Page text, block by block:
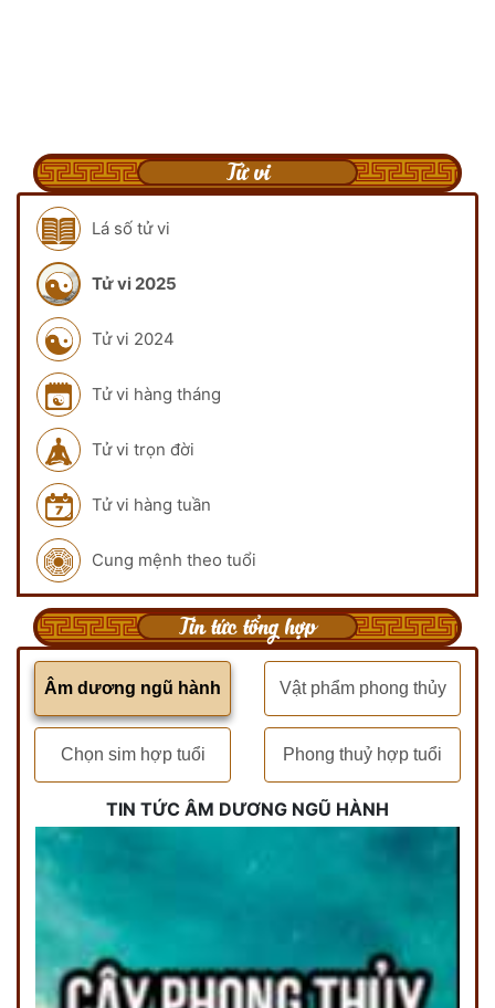
Tử vi
Lá số tử vi
Tử vi 2025
Tử vi 2024
Tử vi hàng tháng
Tử vi trọn đời
Tử vi hàng tuần
Cung mệnh theo tuổi
Tin tức tổng hợp
Âm dương ngũ hành Vật phẩm phong thủy
Chọn sim hợp tuổi Phong thuỷ hợp tuổi
TIN TỨC ÂM DƯƠNG NGŨ HÀNH